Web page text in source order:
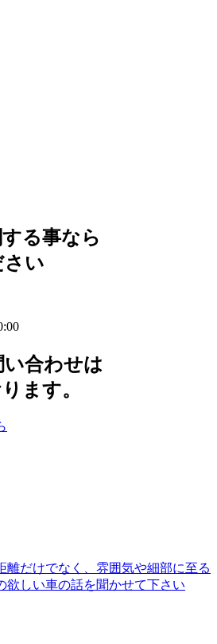
る事なら
さい
合わせは
ます。
離だけでなく、雰囲気や細部に至る
欲しい車の話を聞かせて下さい